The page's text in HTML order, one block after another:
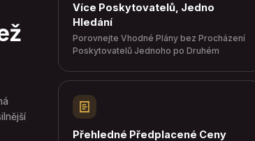
Více Poskytovatelů, Jedno
Hledání
Porovnejte Vhodné Plány bez Procházení
Poskytovatelů Jednoho po Druhém
Přehledné Předplacené Ceny